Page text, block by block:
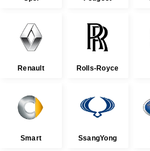
Renault Rolls-Royce
Smart SsangYong